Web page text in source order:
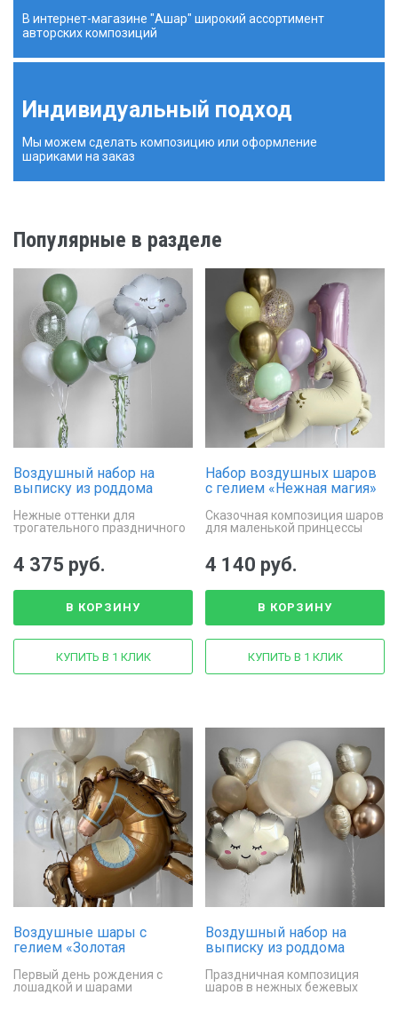
В интернет-магазине "Ашар" широкий ассортимент
авторских композиций
Индивидуальный подход
Мы можем сделать композицию или оформление
шариками на заказ
Популярные в разделе
Воздушный набор на
выписку из роддома
Нежные оттенки для
трогательного праздничного
4 375 руб.
В КОРЗИНУ
КУПИТЬ В 1 КЛИК
Набор воздушных шаров
с гелием «Нежная магия»
Сказочная композиция шаров
для маленькой принцессы
4 140 руб.
В КОРЗИНУ
КУПИТЬ В 1 КЛИК
Воздушные шары с
гелием «Золотая
Первый день рождения с
лошадкой и шарами
Воздушный набор на
выписку из роддома
Праздничная композиция
шаров в нежных бежевых